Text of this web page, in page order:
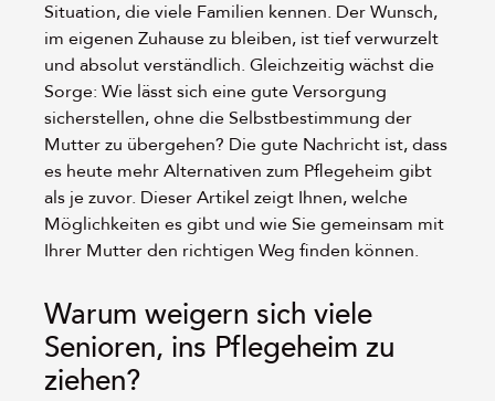
Situation, die viele Familien kennen. Der Wunsch,
im eigenen Zuhause zu bleiben, ist tief verwurzelt
und absolut verständlich. Gleichzeitig wächst die
Sorge: Wie lässt sich eine gute Versorgung
sicherstellen, ohne die Selbstbestimmung der
Mutter zu übergehen? Die gute Nachricht ist, dass
es heute mehr Alternativen zum Pflegeheim gibt
als je zuvor. Dieser Artikel zeigt Ihnen, welche
Möglichkeiten es gibt und wie Sie gemeinsam mit
Ihrer Mutter den richtigen Weg finden können.
Warum weigern sich viele
Senioren, ins Pflegeheim zu
ziehen?